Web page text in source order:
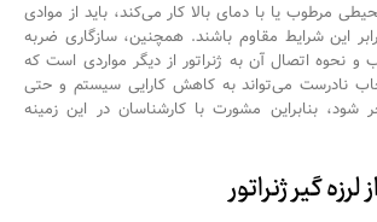
مرطوب یا با دمای بالا کار می‌کند، باید از موادی
این شرایط مقاوم باشند. همچنین، سازگاری ضربه
و نحوه اتصال آن به ژنراتور از دیگر مواردی است که
نادرست می‌تواند به کاهش کارایی سیستم و حتی
شود، بنابراین مشورت با کارشناسان در این زمینه
گیر ژنراتور